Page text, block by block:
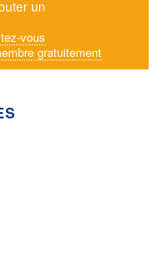
un
vous
gratuitement